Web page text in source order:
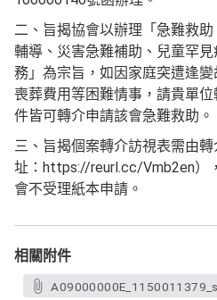
二、旨揭協會以辦理「急難救
輔導、災害急難補助、兒童罕
務」為宗旨，如因家庭突遭逢
喪葬費用等困難情事，請貴單
件皆可轉介申請該會急難救助。
三、旨揭個案轉介訪視表需由
址：https://reurl.cc/Vmb2en）
會不受理紙本申請。
相關附件